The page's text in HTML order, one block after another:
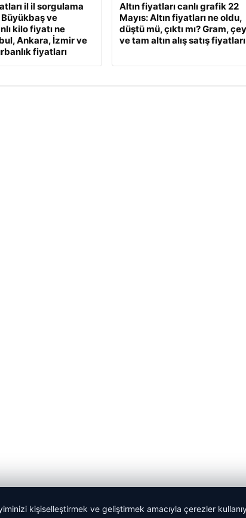
il il sorgulama
ve
kilo fiyatı ne
Ankara, İzmir ve
fiyatları
Altın fiyatları canlı grafik 22
Mayıs: Altın fiyatları ne oldu,
düştü mü, çıktı mı? Gram,
ve tam altın alış satış fiyatları
kişiselleştirmek ve geliştirmek amacıyla çerezler